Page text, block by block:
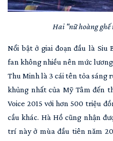
Hai "nữ hoàng ghế
Nổi bật ở giai đoạn đầu là Siu
fan không nhiều nên mức
Thu Minh là 3 cái tên tỏa sáng
khủng nhất của Mỹ Tâm đến
Voice 2015 với hơn 500 triệu
cầu khác. Hà Hồ cũng nhận
trí này ở mùa đầu tiên năm